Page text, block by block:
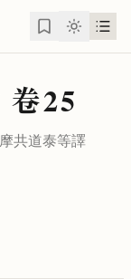
卷25
共道泰等譯